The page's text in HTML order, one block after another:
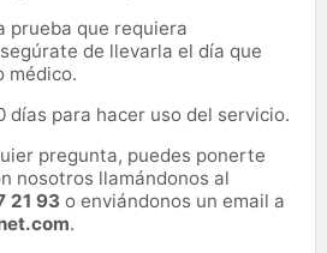
prueba que requiera
de llevarla el día que
médico.
días para hacer uso del servicio.
pregunta, puedes ponerte
nosotros llamándonos al
21 93 o enviándonos un email a
.